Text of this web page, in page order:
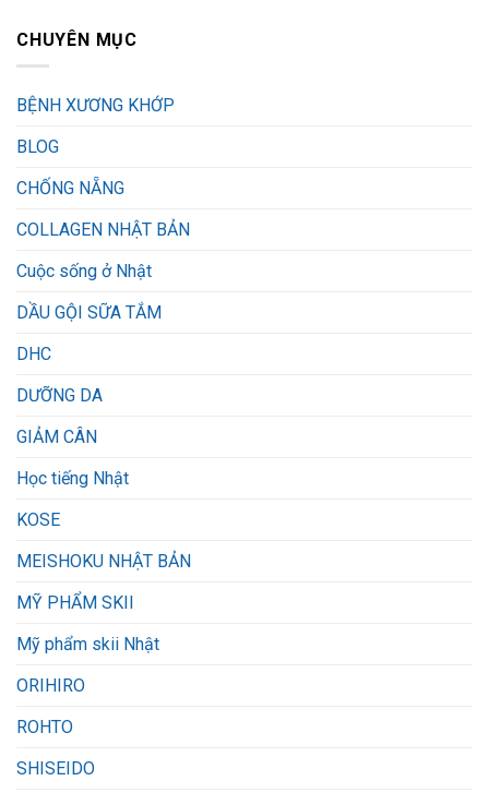
CHUYÊN MỤC
BỆNH XƯƠNG KHỚP
BLOG
CHỐNG NẴNG
COLLAGEN NHẬT BẢN
Cuộc sống ở Nhật
DẦU GỘI SỮA TẮM
DHC
DƯỠNG DA
GIẢM CÂN
Học tiếng Nhật
KOSE
MEISHOKU NHẬT BẢN
MỸ PHẨM SKII
Mỹ phẩm skii Nhật
ORIHIRO
ROHTO
SHISEIDO